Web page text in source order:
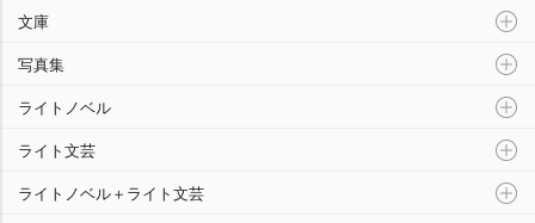
文庫
写真集
ライトノベル
ライト文芸
ライトノベル＋ライト文芸